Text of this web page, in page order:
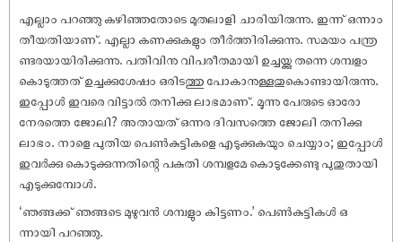
എല്ലാം പറഞ്ഞു കഴിഞ്ഞതോടെ മുതലാളി ചാരിയിരുന്നു. ഇന്ന് ഒന്നാം
തീയതിയാണ്. എല്ലാ കണക്കുകളും തീർത്തിരിക്കുന്നു. സമയം പന്ത്ര
ണ്ടരയായിരിക്കുന്നു. പതിവിനു വിപരീതമായി ഉച്ചയ്ക്കു തന്നെ ശമ്പളം
കൊടുത്തത് ഉച്ചക്കുശേഷം ഒരിടത്തു പോകാനുള്ളതുകൊണ്ടായിരുന്നു.
ഇപ്പോൾ ഇവരെ വിട്ടാൽ തനിക്കു ലാഭമാണ്. മൂന്നു പേരുടെ ഓരോ
നേരത്തെ ജോലി? അതായത് ഒന്നര ദിവസത്തെ ജോലി തനിക്കു
ലാഭം. നാളെ പുതിയ പെൺകുട്ടികളെ എടുക്കുകയും ചെയ്യാം; ഇപ്പോൾ
ഇവർക്കു കൊടുക്കുന്നതിന്റെ പകുതി ശമ്പളമേ കൊടുക്കേണ്ടു പുതുതായി
എടുക്കുമ്പോൾ.
‘ഞങ്ങക്ക് ഞങ്ങടെ മുഴുവൻ ശമ്പളും കിട്ടണം.’ പെൺകുട്ടികൾ ഒ
ന്നായി പറഞ്ഞു.